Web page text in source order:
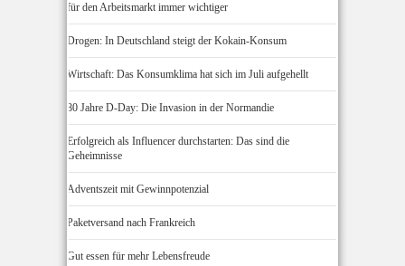
für den Arbeitsmarkt immer wichtiger
Drogen: In Deutschland steigt der Kokain-Konsum
Wirtschaft: Das Konsumklima hat sich im Juli aufgehellt
80 Jahre D-Day: Die Invasion in der Normandie
Erfolgreich als Influencer durchstarten: Das sind die
Geheimnisse
Adventszeit mit Gewinnpotenzial
Paketversand nach Frankreich
Gut essen für mehr Lebensfreude